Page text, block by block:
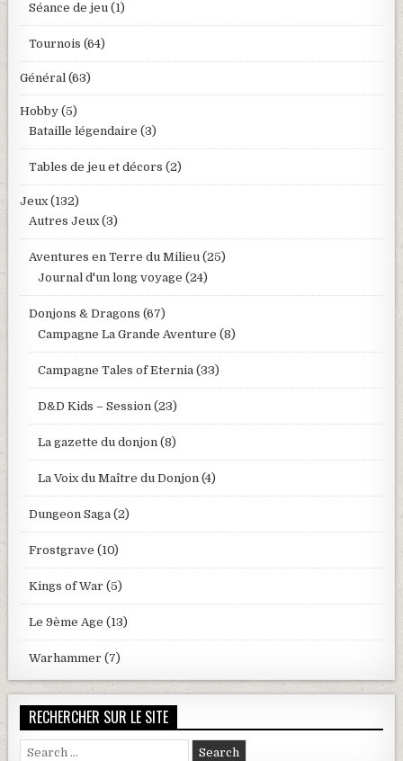
Séance de jeu (1)
Tournois (64)
Général (63)
Hobby (5)
Bataille légendaire (3)
Tables de jeu et décors (2)
Jeux(132)
Autres Jeux(3)
Aventures en Terre du Milieu (25)
Journal d'un long voyage (24)
Donjons & Dragons (67)
Campagne La Grande Aventure (8)
Campagne Tales of Eternia (33)
D&D Kids – Session (23)
La gazette du donjon (8)
La Voix du Maître du Donjon (4)
Dungeon Saga (2)
Frostgrave (10)
Kings of War (5)
Le 9ème Age (13)
Warhammer (7)
RECHERCHER SUR LE SITE
Search for: